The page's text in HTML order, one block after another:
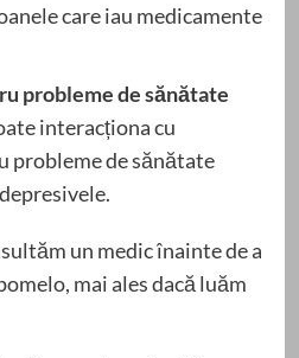
care iau medicamente
probleme de sănătate
interacționa cu
probleme de sănătate
un medic înainte de a
mai ales dacă luăm